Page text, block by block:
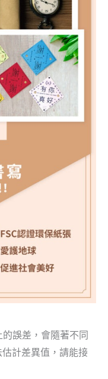
誤差，會隨著不同
計差異值，請能接